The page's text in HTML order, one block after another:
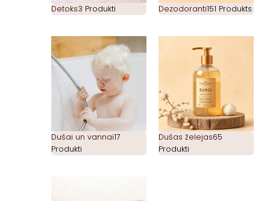
Detoks3 Produkti Dezodoranti151 Produkts
Dušai un vannai17
Produkti
Dušas želejas65
Produkti